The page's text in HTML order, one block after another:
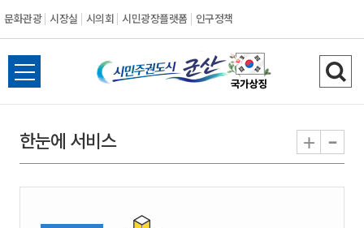
문화관광 시장실 시의회 시민광장플랫폼 인구정책
시
민
권
전
체
뉴
열
검
색
기
한눈에 서비스 + -